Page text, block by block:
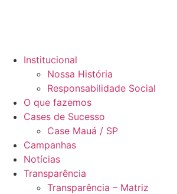
Institucional
Nossa História
Responsabilidade Social
O que fazemos
Cases de Sucesso
Case Mauá / SP
Campanhas
Notícias
Transparência
Transparência – Matriz